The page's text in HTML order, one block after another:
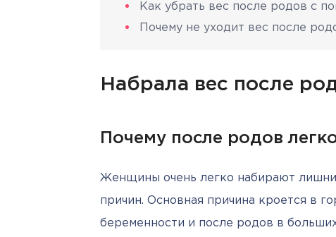
Как убрать вес после родов с
Почему не уходит вес после
Набрала вес после
Почему после родов
Женщины очень легко набирают
причин. Основная причина кроется в
беременности и после родов в